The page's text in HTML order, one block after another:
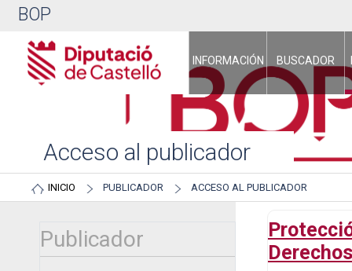
BOP
INFORMACIÓN BUSCADOR
Acceso al publicador
INICIO PUBLICADOR ACCESO AL PUBLICADOR
Publicador